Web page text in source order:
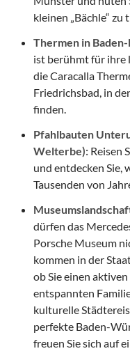
kleinen „Bächle“ zu
Thermen in
ist berühmt für ihre
die Caracalla
Friedrichsbad, in
finden.
Pfahlbauten
Welterbe): Reisen
und entdecken Sie,
Tausenden von
dürfen das
Porsche Museum
kommen in der
ob Sie einen
entspannten
kulturelle
perfekte Baden-
freuen Sie sich auf